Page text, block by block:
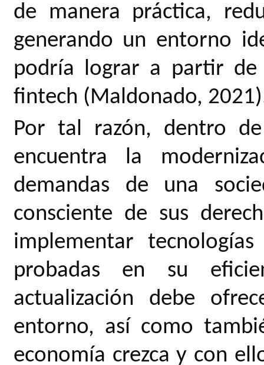
de manera práctica,
generando un entorno
podría lograr a partir de
fintech (Maldonado,
Por tal razón, dentro
encuentra la
demandas de una
consciente de sus
implementar
probadas en su
actualización debe
entorno, así como
economía crezca y con